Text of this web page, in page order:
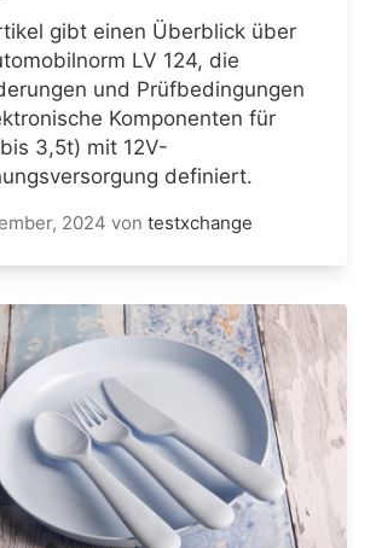
gibt einen Überblick über
LV 124, die
und Prüfbedingungen
Komponenten für
3,5t) mit 12V-
definiert.
2024 von testxchange